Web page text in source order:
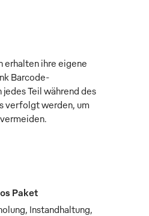
ihre eigene
Barcode-
jedes Teil während des
verfolgt werden, um
Paket
Instandhaltung,